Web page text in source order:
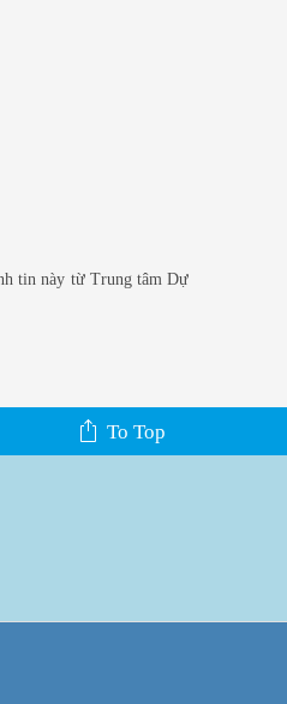
tin này từ Trung tâm Dự
To Top